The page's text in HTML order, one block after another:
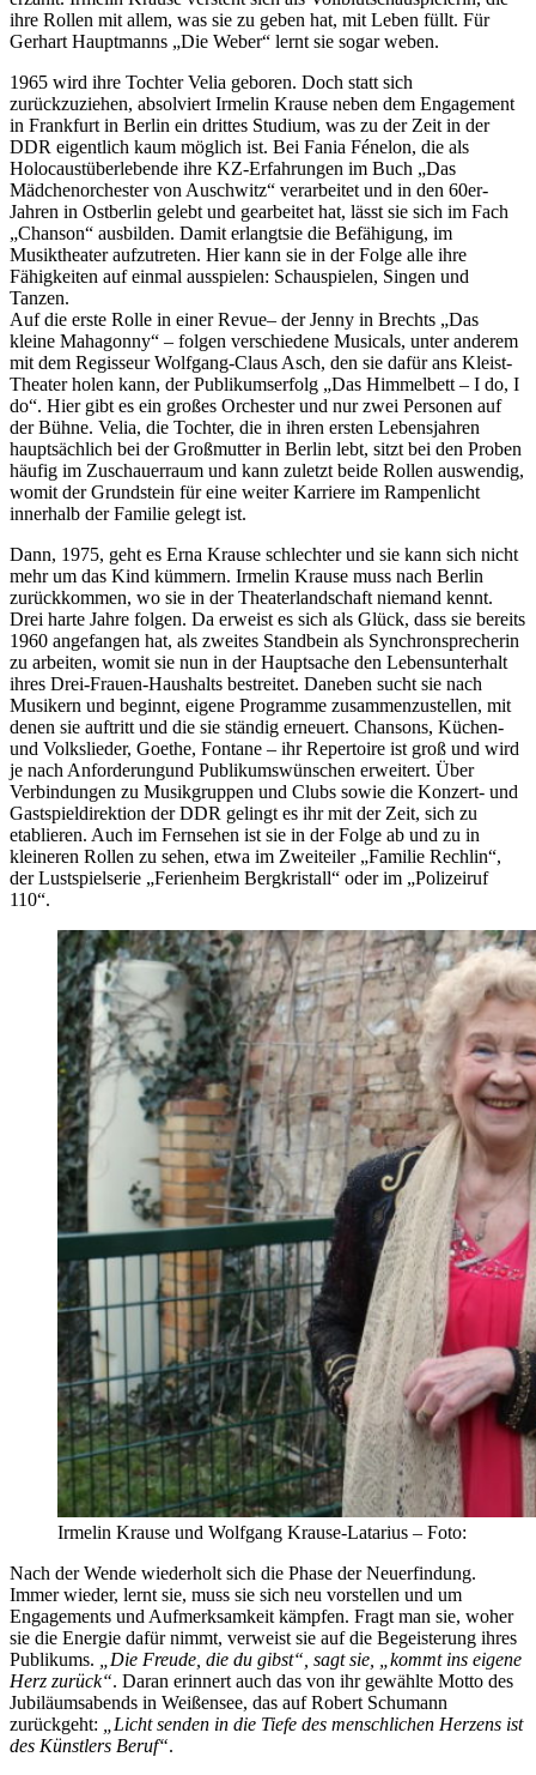
ihre Rollen mit allem, was sie zu geben hat, mit Leben füllt. Für
Gerhart Hauptmanns „Die Weber“ lernt sie sogar weben.
1965 wird ihre Tochter Velia geboren. Doch statt sich
zurückzuziehen, absolviert Irmelin Krause neben dem Engagement
in Frankfurt in Berlin ein drittes Studium, was zu der Zeit in der
DDR eigentlich kaum möglich ist. Bei Fania Fénelon, die als
Holocaustüberlebende ihre KZ-Erfahrungen im Buch „Das
Mädchenorchester von Auschwitz“ verarbeitet und in den 60er-
Jahren in Ostberlin gelebt und gearbeitet hat, lässt sie sich im Fach
„Chanson“ ausbilden. Damit erlangtsie die Befähigung, im
Musiktheater aufzutreten. Hier kann sie in der Folge alle ihre
Fähigkeiten auf einmal ausspielen: Schauspielen, Singen und
Tanzen.
Auf die erste Rolle in einer Revue– der Jenny in Brechts „Das
kleine Mahagonny“ – folgen verschiedene Musicals, unter anderem
mit dem Regisseur Wolfgang-Claus Asch, den sie dafür ans Kleist-
Theater holen kann, der Publikumserfolg „Das Himmelbett – I do, I
do“. Hier gibt es ein großes Orchester und nur zwei Personen auf
der Bühne. Velia, die Tochter, die in ihren ersten Lebensjahren
hauptsächlich bei der Großmutter in Berlin lebt, sitzt bei den Proben
häufig im Zuschauerraum und kann zuletzt beide Rollen auswendig,
womit der Grundstein für eine weiter Karriere im Rampenlicht
innerhalb der Familie gelegt ist.
Dann, 1975, geht es Erna Krause schlechter und sie kann sich nicht
mehr um das Kind kümmern. Irmelin Krause muss nach Berlin
zurückkommen, wo sie in der Theaterlandschaft niemand kennt.
Drei harte Jahre folgen. Da erweist es sich als Glück, dass sie bereits
1960 angefangen hat, als zweites Standbein als Synchronsprecherin
zu arbeiten, womit sie nun in der Hauptsache den Lebensunterhalt
ihres Drei-Frauen-Haushalts bestreitet. Daneben sucht sie nach
Musikern und beginnt, eigene Programme zusammenzustellen, mit
denen sie auftritt und die sie ständig erneuert. Chansons, Küchen-
und Volkslieder, Goethe, Fontane – ihr Repertoire ist groß und wird
je nach Anforderungund Publikumswünschen erweitert. Über
Verbindungen zu Musikgruppen und Clubs sowie die Konzert- und
Gastspieldirektion der DDR gelingt es ihr mit der Zeit, sich zu
etablieren. Auch im Fernsehen ist sie in der Folge ab und zu in
kleineren Rollen zu sehen, etwa im Zweiteiler „Familie Rechlin“,
der Lustspielserie „Ferienheim Bergkristall“ oder im „Polizeiruf
110“.
Irmelin Krause und Wolfgang Krause-Latarius – Foto:
Nach der Wende wiederholt sich die Phase der Neuerfindung.
Immer wieder, lernt sie, muss sie sich neu vorstellen und um
Engagements und Aufmerksamkeit kämpfen. Fragt man sie, woher
sie die Energie dafür nimmt, verweist sie auf die Begeisterung ihres
Publikums.
„Die Freude, die du gibst“, sagt sie, „kommt ins eigene
Herz zurück“. Daran erinnert auch das von ihr gewählte Motto des
Jubiläumsabends in Weißensee, das auf Robert Schumann
zurückgeht:
„Licht senden in die Tiefe des menschlichen Herzens ist
des Künstlers Beruf“.